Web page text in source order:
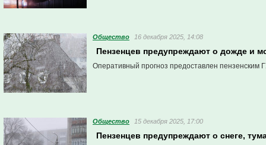
Общество 16 декабря 2025, 14:08
Пензенцев предупреждают о дожде и
Оперативный прогноз предоставлен пензенским
Общество 15 декабря 2025, 17:00
Пензенцев предупреждают о снеге,